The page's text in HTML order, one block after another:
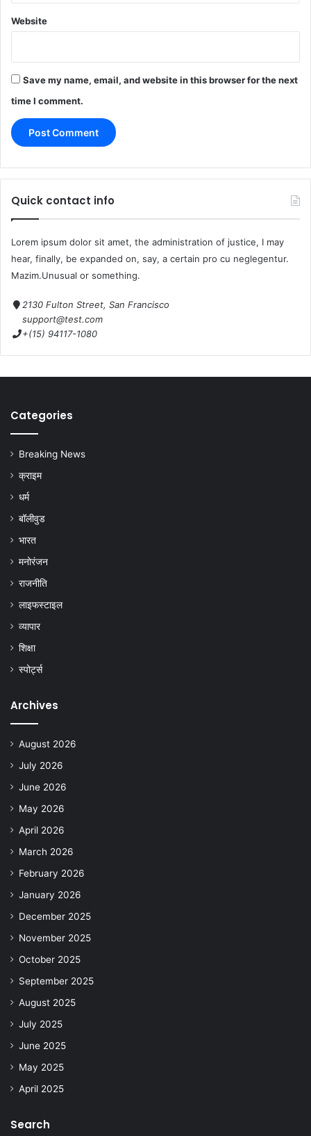
Website
Save my name, email, and website in this browser for the next
time I comment.
Quick contact info
Lorem ipsum dolor sit amet, the administration of justice, I may
hear, finally, be expanded on, say, a certain pro cu neglegentur.
Mazim.Unusual or something.
2130 Fulton Street, San Francisco
support@test.com
+(15) 94117-1080
Categories
Breaking News
क्राइम
धर्म
बॉलीवुड
भारत
मनोरंजन
राजनीति
लाइफस्टाइल
व्यापार
शिक्षा
स्पोर्ट्स
Archives
August 2026
July 2026
June 2026
May 2026
April 2026
March 2026
February 2026
January 2026
December 2025
November 2025
October 2025
September 2025
August 2025
July 2025
June 2025
May 2025
April 2025
Search